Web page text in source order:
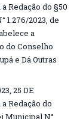
Redação do §50
1.276/2023, de
a
do Conselho
e Dá Outras
25 DE
Redação do
Municipal N°